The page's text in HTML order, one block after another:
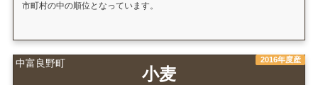
市町村の中の順位となっています。
中富良野町 2016年度産
小麦